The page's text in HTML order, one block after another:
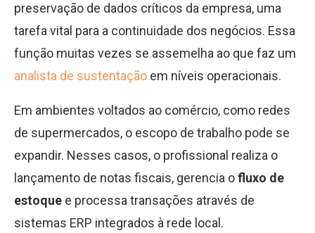
preservação de dados críticos da empresa, uma
tarefa vital para a continuidade dos negócios. Essa
função muitas vezes se assemelha ao que faz um
analista de sustentação em níveis operacionais.
Em ambientes voltados ao comércio, como redes
de supermercados, o escopo de trabalho pode se
expandir. Nesses casos, o profissional realiza o
lançamento de notas fiscais, gerencia ofluxo de
estoque e processa transações através de
sistemas ERP integrados à rede local.